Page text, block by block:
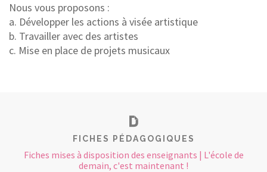
Nous vous proposons :
a. Développer les actions à visée artistique
b. Travailler avec des artistes
c. Mise en place de projets musicaux
FICHES PÉDAGOGIQUES
Fiches mises à disposition des enseignants | L'école de
demain, c'est maintenant !